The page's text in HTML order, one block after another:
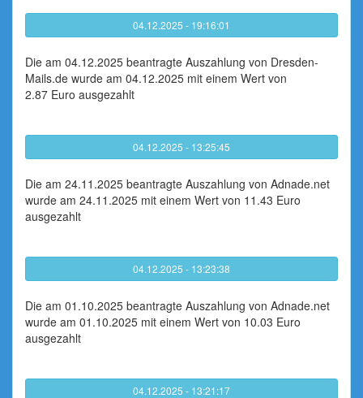
04.12.2025 - 19:16:01
Die am 04.12.2025 beantragte Auszahlung von Dresden-
Mails.de wurde am 04.12.2025 mit einem Wert von
2.87 Euro ausgezahlt
04.12.2025 - 13:25:45
Die am 24.11.2025 beantragte Auszahlung von Adnade.net
wurde am 24.11.2025 mit einem Wert von 11.43 Euro
ausgezahlt
04.12.2025 - 13:23:38
Die am 01.10.2025 beantragte Auszahlung von Adnade.net
wurde am 01.10.2025 mit einem Wert von 10.03 Euro
ausgezahlt
04.12.2025 - 13:21:17